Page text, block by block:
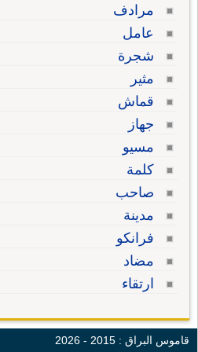
مرادف
عامل
شجرة
مثير
قماش
جهاز
مسيو
كلمة
صاحب
مدينة
فرانكو
مضاد
ارتقاء
قاموس البراق : 2015 - 2026